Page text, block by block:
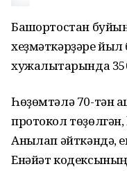
Башҡортостан
хеҙмәткәрҙәре
хужалыҡтарында
Һөҙөмтәлә 70-тән
протокол төҙөлгән,
Аныҡлап әйткәндә,
Енәйәт